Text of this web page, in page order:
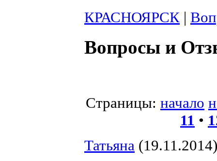
КРАСНОЯРСК |
Вопросы и
Страницы: начало
11 •
Татьяна (19.11.2014)